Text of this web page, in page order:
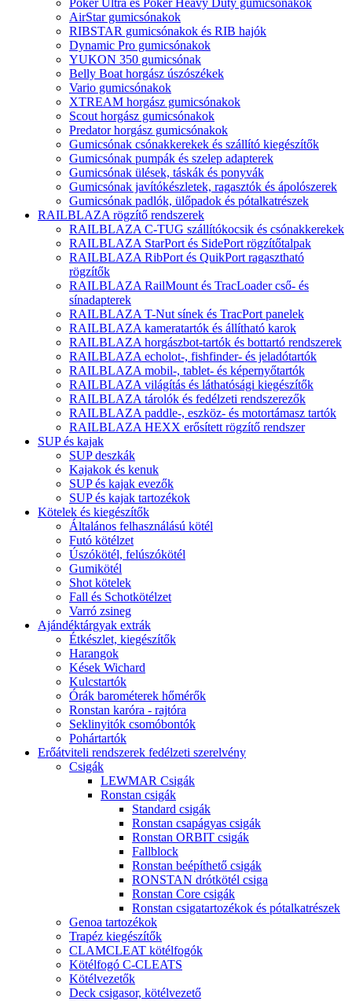
Poker Ultra és Poker Heavy Duty gumicsónakok
AirStar gumicsónakok
RIBSTAR gumicsónakok és RIB hajók
Dynamic Pro gumicsónakok
YUKON 350 gumicsónak
Belly Boat horgász úszószékek
Vario gumicsónakok
XTREAM horgász gumicsónakok
Scout horgász gumicsónakok
Predator horgász gumicsónakok
Gumicsónak csónakkerekek és szállító kiegészítők
Gumicsónak pumpák és szelep adapterek
Gumicsónak ülések, táskák és ponyvák
Gumicsónak javítókészletek, ragasztók és ápolószerek
Gumicsónak padlók, ülőpadok és pótalkatrészek
RAILBLAZA rögzítő rendszerek
RAILBLAZA C-TUG szállítókocsik és csónakkerekek
RAILBLAZA StarPort és SidePort rögzítőtalpak
RAILBLAZA RibPort és QuikPort ragasztható
rögzítők
RAILBLAZA RailMount és TracLoader cső- és
sínadapterek
RAILBLAZA T-Nut sínek és TracPort panelek
RAILBLAZA kameratartók és állítható karok
RAILBLAZA horgászbot-tartók és bottartó rendszerek
RAILBLAZA echolot-, fishfinder- és jeladótartók
RAILBLAZA mobil-, tablet- és képernyőtartók
RAILBLAZA világítás és láthatósági kiegészítők
RAILBLAZA tárolók és fedélzeti rendszerezők
RAILBLAZA paddle-, eszköz- és motortámasz tartók
RAILBLAZA HEXX erősített rögzítő rendszer
SUP és kajak
SUP deszkák
Kajakok és kenuk
SUP és kajak evezők
SUP és kajak tartozékok
Kötelek és kiegészítők
Általános felhasználású kötél
Futó kötélzet
Úszókötél, felúszókötél
Gumikötél
Shot kötelek
Fall és Schotkötélzet
Varró zsineg
Ajándéktárgyak extrák
Étkészlet, kiegészítők
Harangok
Kések Wichard
Kulcstartók
Órák barométerek hőmérők
Ronstan karóra - rajtóra
Seklinyitók csomóbontók
Pohártartók
Erőátviteli rendszerek fedélzeti szerelvény
Csigák
LEWMAR Csigák
Ronstan csigák
Standard csigák
Ronstan csapágyas csigák
Ronstan ORBIT csigák
Fallblock
Ronstan beépíthető csigák
RONSTAN drótkötél csiga
Ronstan Core csigák
Ronstan csigatartozékok és pótalkatrészek
Genoa tartozékok
Trapéz kiegészítők
CLAMCLEAT kötélfogók
Kötélfogó C-CLEATS
Kötélvezetők
Deck csigasor, kötélvezető